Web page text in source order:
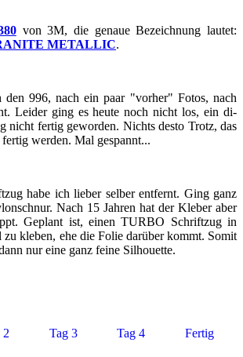
von 3M, die ge­naue Be­zeich­nung lau­tet:
ME­TAL­LIC.
996, nach ein paar "vor­her" Fotos, nach
Lei­der ging es heute noch nicht los, ein di­
nicht fer­tig ge­wor­den. Nichts desto Trotz, das
wer­den. Mal ge­spannt...
habe ich lie­ber sel­ber ent­fernt. Ging ganz
Nach 15 Jah­ren hat der Kle­ber aber
Ge­plant ist, einen TURBO Schrift­zug in
kle­ben, ehe die Folie dar­über kommt. Somit
nur eine ganz feine Sil­hou­et­te.
2 Tag 3 Tag 4 Fer­tig